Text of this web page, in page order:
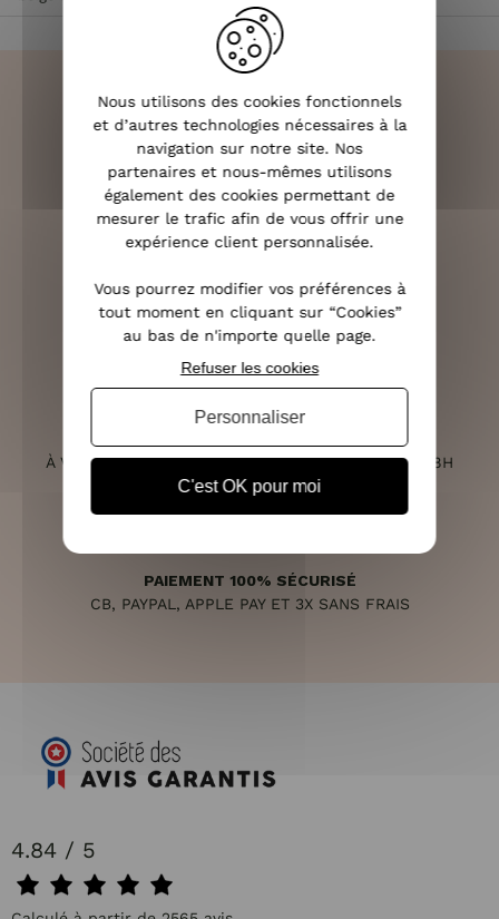
LIVRAISON RAPIDE
OFFERTE DÈS 70€
RETOURS SOUS 14 JOURS
(VOIR LES CONDITIONS)
À VOTRE ÉCOUTE DU LUNDI AU SAMEDI DE 10H À 18H
PAIEMENT 100% SÉCURISÉ
CB, PAYPAL, APPLE PAY ET 3X SANS FRAIS
4.84 / 5
Nous utilisons des cookies fonctionnels
et d’autres technologies nécessaires à la
navigation sur notre site. Nos
partenaires et nous-mêmes utilisons
également des cookies permettant de
mesurer le trafic afin de vous offrir une
expérience client personnalisée.
Vous pourrez modifier vos préférences à
tout moment en cliquant sur “Cookies”
au bas de n'importe quelle page.
C'est OK pour moi
Refuser les cookies
Personnaliser